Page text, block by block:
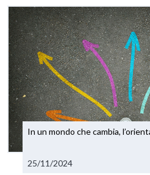
In un mondo che cambia,
25/11/2024